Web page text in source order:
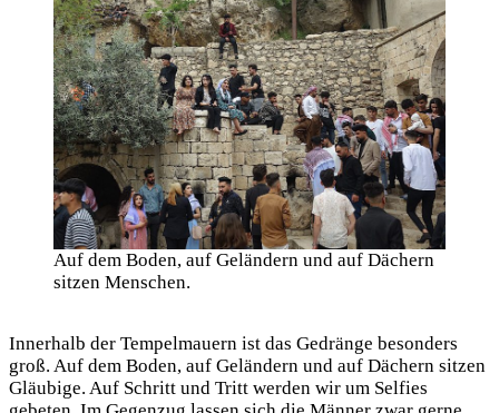
Auf dem Boden, auf Geländern und auf Dächern
sitzen Menschen.
Innerhalb der Tempelmauern ist das Gedränge besonders
groß. Auf dem Boden, auf Geländern und auf Dächern sitzen
Gläubige. Auf Schritt und Tritt werden wir um Selfies